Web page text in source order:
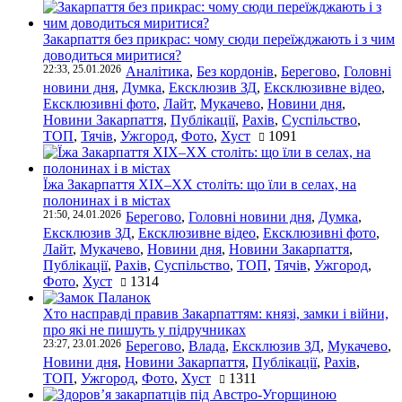
Закарпаття без прикрас: чому сюди переїжджають і з чим
доводиться миритися?
22:33, 25.01.2026 Аналітика, Без кордонів, Берегово, Головні
новини дня, Думка, Ексклюзив ЗД, Ексклюзивне відео,
Ексклюзивні фото, Лайт, Мукачево, Новини дня,
Новини Закарпаття, Публікації, Рахів, Суспільство,
ТОП, Тячів, Ужгород, Фото, Хуст 1091
Їжа Закарпаття ХІХ–ХХ століть: що їли в селах, на
полонинах і в містах
21:50, 24.01.2026 Берегово, Головні новини дня, Думка,
Ексклюзив ЗД, Ексклюзивне відео, Ексклюзивні фото,
Лайт, Мукачево, Новини дня, Новини Закарпаття,
Публікації, Рахів, Суспільство, ТОП, Тячів, Ужгород,
Фото, Хуст 1314
Хто насправді правив Закарпаттям: князі, замки і війни,
про які не пишуть у підручниках
23:27, 23.01.2026 Берегово, Влада, Ексклюзив ЗД, Мукачево,
Новини дня, Новини Закарпаття, Публікації, Рахів,
ТОП, Ужгород, Фото, Хуст 1311